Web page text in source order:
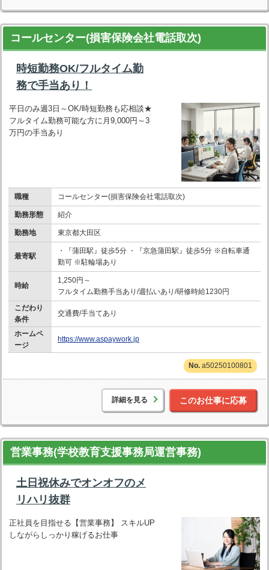
コールセンター(損害保険会社電話取次)
時短勤務OK/フルタイム勤
務で手当あり！
平日のみ週3日～OK/時短勤務も応相談★
フルタイム勤務可能な方に月9,000円～3
万円の手当あり
職種 コールセンター(損害保険会社電話取次)
勤務形態 紹介
勤務地 東京都大田区
最寄駅
・『蒲田駅』徒歩5分 ・『京急蒲田駅』徒歩5分 ※自転車通
勤可 ※駐輪場あり
時給
1,250円～
フルタイム勤務手当あり/週払いあり/研修時給1230円
こだわり
条件
交通費/手当てあり
ホームペ
ージ
https://www.aspaywork.jp
a50250100801
詳細を見る このお仕事に応募
営業事務(学校教育支援事務局運営事務)
土日祝休みでオンオフのメ
リハリ抜群
正社員を目指せる【営業事務】 スキルUP
しながらしっかり稼げるお仕事